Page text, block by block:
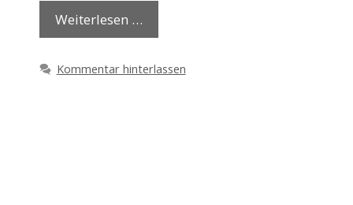
Weiterlesen …
Kommentar hinterlassen